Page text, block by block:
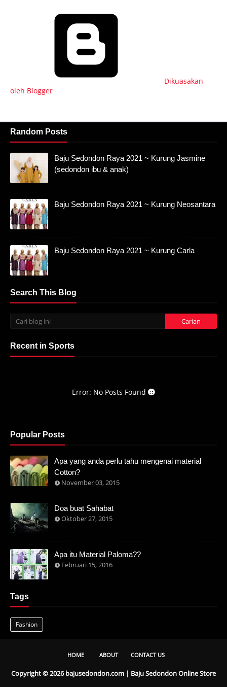
Dikuasakan
oleh Blogger
Random Posts
Baju Sedondon Raya 2021 ~ Kurung Jasmine
(sedondon ibu & anak)
Baju Sedondon Raya 2021 ~ Kurung Neosantara
Baju Sedondon Raya 2021 ~ Kurung Carla
Search This Blog
Recent in Sports
Error: No Posts Found
Popular Posts
Apa yang anda perlu tahu mengenai material
Cotton?
November 03, 2015
Doa buat Sahabat
Oktober 27, 2015
Apa itu Material Paloma??
Februari 15, 2016
Tags
Fashion
HOME ABOUT CONTACT US
Copyright ©2026bajusedondon.com | Baju Sedondon Online Store